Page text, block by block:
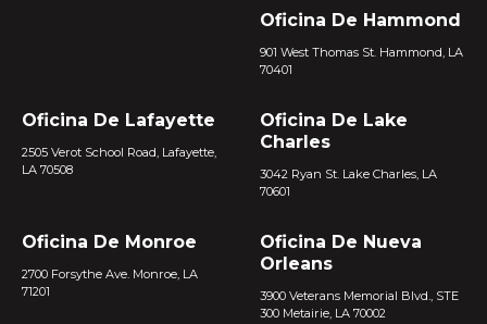
Oficina De Hammond
901 West Thomas St. Hammond, LA
70401
Oficina De Lafayette
2505 Verot School Road, Lafayette,
LA 70508
Oficina De Lake
Charles
3042 Ryan St. Lake Charles, LA
70601
Oficina De Monroe
2700 Forsythe Ave. Monroe, LA
71201
Oficina De Nueva
Orleans
3900 Veterans Memorial Blvd., STE
300 Metairie, LA 70002